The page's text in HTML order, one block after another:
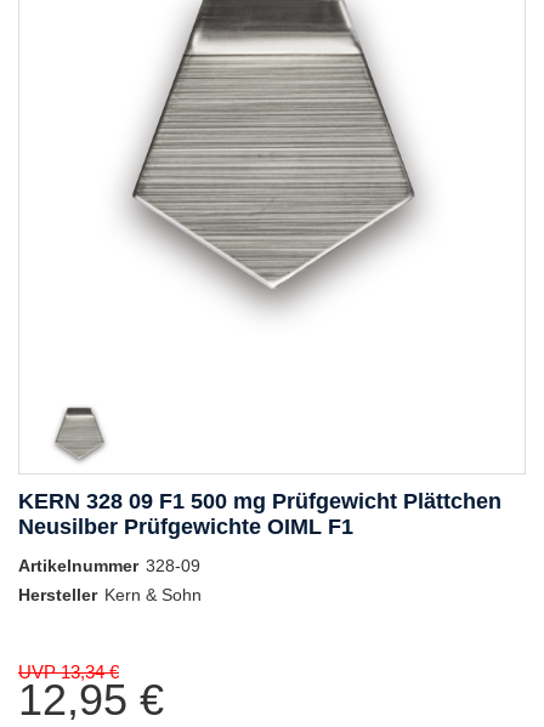
KERN 328 09 F1 500 mg Prüfgewicht Plättchen
Neusilber Prüfgewichte OIML F1
Artikelnummer 328-09
Hersteller Kern & Sohn
UVP 13,34 €
12,95 €